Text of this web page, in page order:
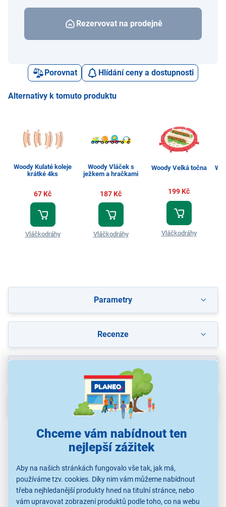
Chceme vám nabídnout ten
nejlepší zážitek
Aby na našich stránkách fungovalo vše tak, jak má,
používáme tzv. cookies. Díky nim vám můžeme nabídnout
třeba nejhledanější produkty hned na titulní stránce, nebo
vám upravovat zobrazení produktů podle toho, co na webu
Rezervovat na prodejně
Porovnat Hlídání ceny a dostupnosti
Alternativy k tomuto produktu
Woody Kulaté koleje
krátké 4ks
67 Kč
Vláčkodráhy
Woody Vláček s
ježkem a hračkami
187 Kč
Vláčkodráhy
Woody Velká točna
199 Kč
Vláčkodráhy
Popis
Parametry
Recenze
Ke stažení